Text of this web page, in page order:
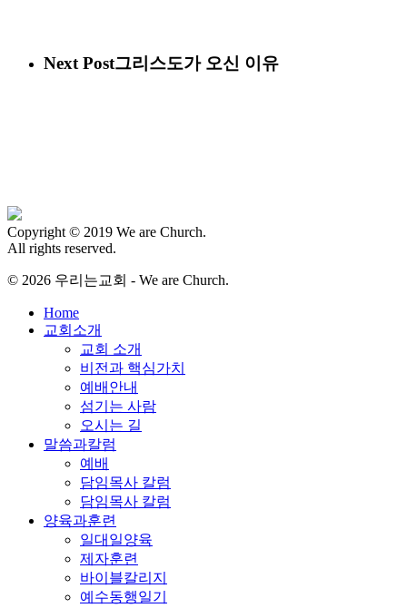
Next Post그리스도가 오신 이유
Copyright © 2019 We are Church.
All rights reserved.
© 2026 우리는교회 - We are Church.
Close
Menu
Home
교회소개
교회 소개
비전과 핵심가치
예배안내
섬기는 사람
오시는 길
말씀과칼럼
예배
담임목사 칼럼
담임목사 칼럼
양육과훈련
일대일양육
제자훈련
바이블칼리지
예수동행일기